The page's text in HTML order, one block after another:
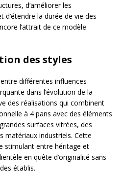
d’améliorer les
la durée de vie des
l’attrait de ce modèle
des styles
entre différentes influences
dans l’évolution de la
des réalisations qui combinent
à 4 pans avec des éléments
surfaces vitrées, des
matériaux industriels. Cette
stimulant entre héritage et
en quête d’originalité sans
établis.